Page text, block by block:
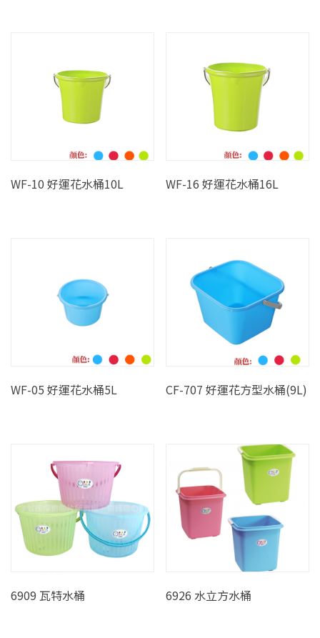
WF-10 好運花水桶10L WF-16 好運花水桶16L
WF-05 好運花水桶5L CF-707 好運花方型水桶(9L)
6909 瓦特水桶 6926 水立方水桶